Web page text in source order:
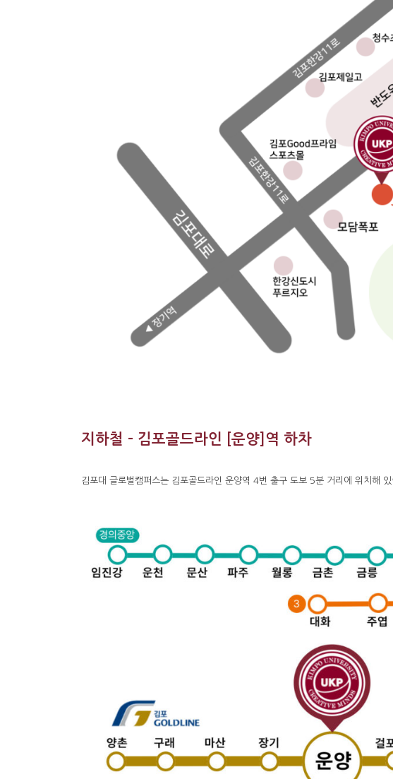
지하철 – 김포골드라인 [운양]역 하차
김포대 글로벌캠퍼스는 김포골드라인 운양역 4번 출구 도보 5분 거리에 위치해 있